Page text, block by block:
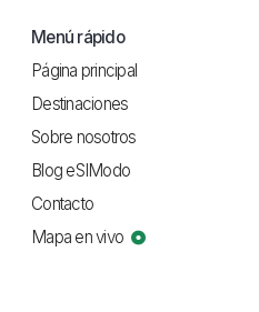
Menú rápido
Página principal
Destinaciones
Sobre nosotros
Blog eSIModo
Contacto
Mapa en vivo